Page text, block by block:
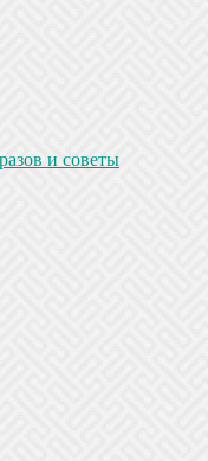
и советы